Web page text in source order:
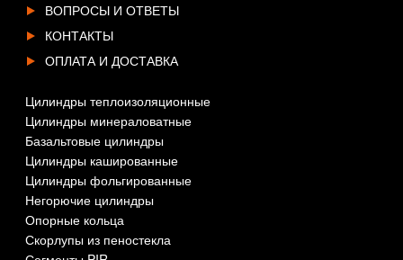
ВОПРОСЫ И ОТВЕТЫ
КОНТАКТЫ
ОПЛАТА И ДОСТАВКА
Цилиндры теплоизоляционные
Цилиндры минераловатные
Базальтовые цилиндры
Цилиндры кашированные
Цилиндры фольгированные
Негорючие цилиндры
Опорные кольца
Скорлупы из пеностекла